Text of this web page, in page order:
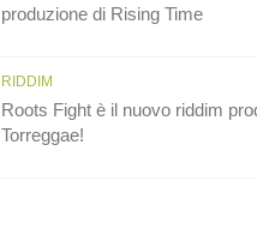
produzione di Rising Time
RIDDIM
Roots Fight è il nuovo riddim
Torreggae!